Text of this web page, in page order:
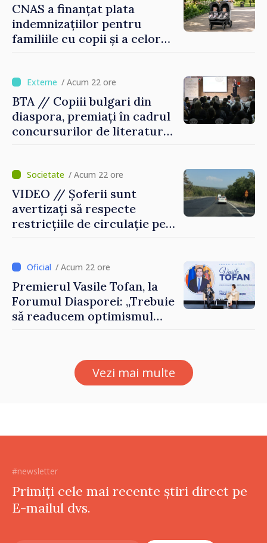
CNAS a finanțat plata
indemnizațiilor pentru
familiile cu copii și a celor
/ Acum 22 ore
BTA // Copiii bulgari din
diaspora, premiați în cadrul
concursurilor de literatură,
Bulgarii din Străinătate
/ Acum 22 ore
VIDEO // Șoferii sunt
avertizați să respecte
restricțiile de circulație pe
reparație/ Acum 22 ore
Premierul Vasile Tofan, la
Forumul Diasporei: „Trebuie
să readucem optimismul
direcția corectă”
Vezi mai multe
#newsletter
Primiți cele mai recente știri direct pe
E-mailul dvs.